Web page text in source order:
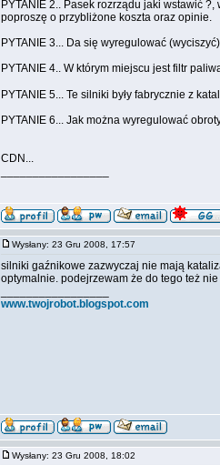
PYTANIE 2.. Pasek rozrządu jaki wstawić
poproszę o przybliżone koszta oraz opinie.
PYTANIE 3... Da się wyregulować
PYTANIE 4.. W którym miejscu jest filtr
PYTANIE 5... Te silniki były fabrycznie z
PYTANIE 6... Jak można wyregulować
CDN...
Wysłany: 23 Gru 2008, 17:57
silniki gaźnikowe zazwyczaj nie mają
optymalnie. podejrzewam że do tego też
www.twojrobot.blogspot.com
Wysłany: 23 Gru 2008, 18:02